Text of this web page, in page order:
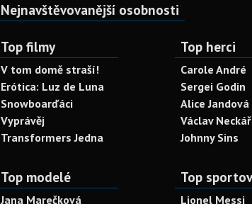
Nejnavštěvovanější osobnosti
Top filmy
V tom domě straší!
Erótica: Luz de Luna
Snowboarďáci
Vyprávěj
Transformers Jedna
Top herci
Carole André
Sergei Godin
Alice Jandová
Václav Neckář
Johnny Sins
Top modelé
Jana Marečková
Top
Lionel Messi